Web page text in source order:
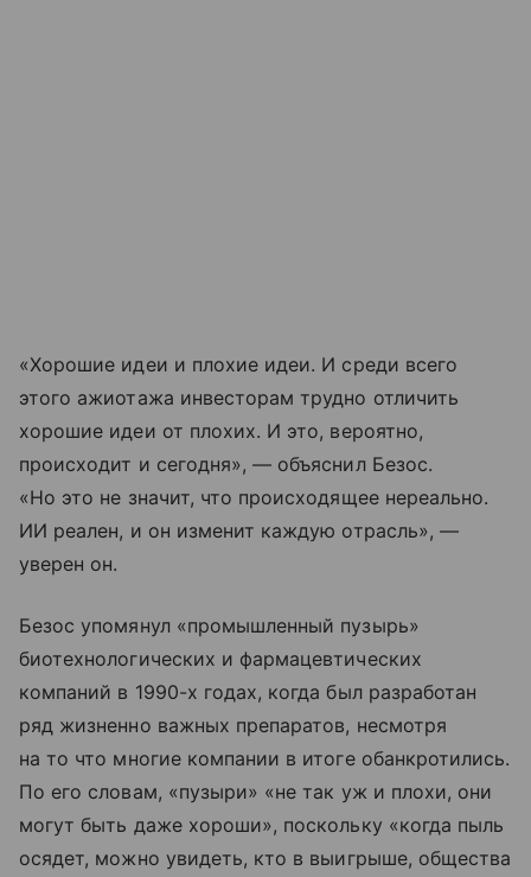
«Хорошие идеи и плохие идеи. И среди всего
этого ажиотажа инвесторам трудно отличить
хорошие идеи от плохих. И это, вероятно,
происходит и сегодня», — объяснил Безос.
«Но это не значит, что происходящее нереально.
ИИ реален, и он изменит каждую отрасль», —
уверен он.
Безос упомянул «промышленный пузырь»
биотехнологических и фармацевтических
компаний в 1990-х годах, когда был разработан
ряд жизненно важных препаратов, несмотря
на то что многие компании в итоге обанкротились.
По его словам, «пузыри» «не так уж и плохи, они
могут быть даже хороши», поскольку «когда пыль
осядет, можно увидеть, кто в выигрыше, общества